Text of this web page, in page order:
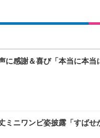
感謝＆喜び「本当に本当
ニワンピ姿披露「すばせ